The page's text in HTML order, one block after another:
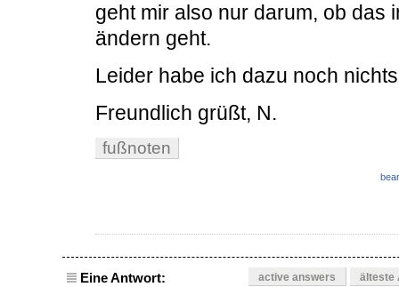
geht mir also nur darum, ob das
ändern geht.
Leider habe ich dazu noch
Freundlich grüßt, N.
fußnoten
Eine Antwort: active answers älteste